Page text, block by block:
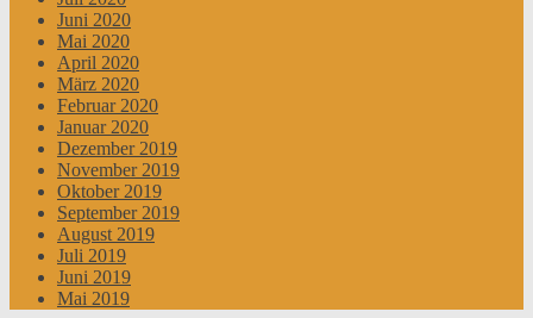
Juni 2020
Mai 2020
April 2020
März 2020
Februar 2020
Januar 2020
Dezember 2019
November 2019
Oktober 2019
September 2019
August 2019
Juli 2019
Juni 2019
Mai 2019